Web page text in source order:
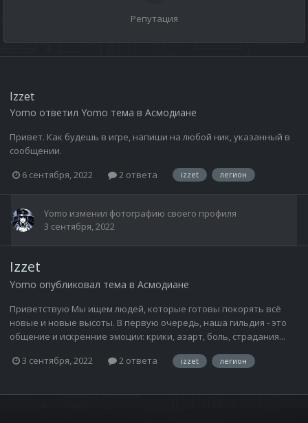
Репутация
Izzet
Yomo ответил Yomo тема в Асмодиане
Привет. Как будешь в игре, напиши на любой ник, указанный в
сообщении.
6 сентября, 2022
2 ответа izzet легион
Yomo изменил фотографию своего профиля
3 сентября, 2022
Izzet
Yomo опубликовал тема в Асмодиане
Приветствую Мы ищем людей, которые готовы покорять всё
новые и новые высоты. В первую очередь, наша гильдия - это
общение и искренние эмоции: крики, азарт, боль, страдания...
3 сентября, 2022
2 ответа izzet легион